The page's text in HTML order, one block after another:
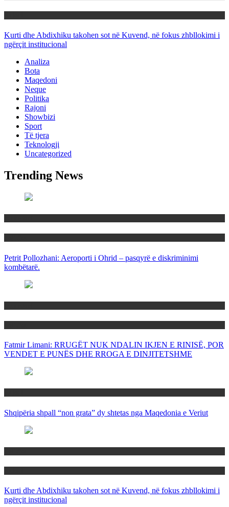
Kurti dhe Abdixhiku takohen sot në Kuvend, në fokus zhbllokimi i
ngërçit institucional
Analiza
Bota
Maqedoni
Neque
Politika
Rajoni
Showbizi
Sport
Të tjera
Teknologji
Uncategorized
Trending News
Petrit Pollozhani: Aeroporti i Ohrid – pasqyrë e diskriminimi
kombëtarë.
Fatmir Limani: RRUGËT NUK NDALIN IKJEN E RINISË, POR
VENDET E PUNËS DHE RROGA E DINJITETSHME
Shqipëria shpall “non grata” dy shtetas nga Maqedonia e Veriut
Kurti dhe Abdixhiku takohen sot në Kuvend, në fokus zhbllokimi i
ngërçit institucional